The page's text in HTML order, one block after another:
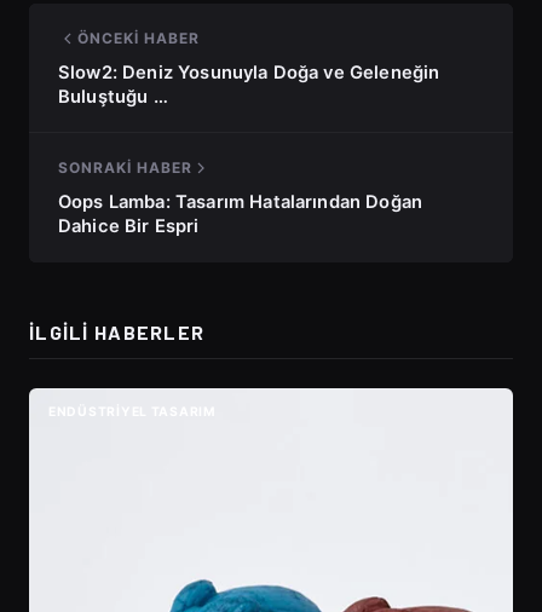
ÖNCEKI HABER
Slow2: Deniz Yosunuyla Doğa ve Geleneğin
Buluştuğu …
SONRAKI HABER
Oops Lamba: Tasarım Hatalarından Doğan
Dahice Bir Espri
İLGILI HABERLER
ENDÜSTRIYEL TASARIM